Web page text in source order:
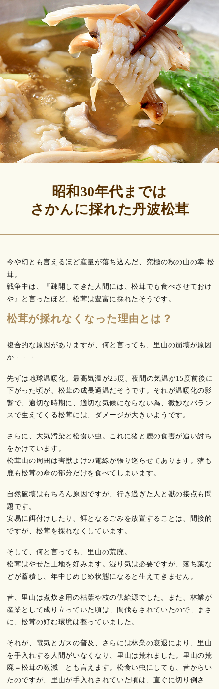
昭和30年代までは
さかんに採れた丹波松茸
今や幻とも言えるほど産量が落ち込んだ、究極の秋の山の幸 松
茸。
戦争中は、『疎開してきた人間には、松茸でも食べさせておけ
や』と言ったほど、松茸は豊富に採れたそうです。
松茸が採れなくなった理由とは？
複合的な原因がありますが、何と言っても、里山の崩壊が原因
か・・・
先ずは地球温暖化。最高気温が25度、夜間の気温が15度前後に
下がった頃が、松茸の成長適温だそうです。それが温暖化の影
響で、適切な時期に、適切な気候にならない為、微妙なバラン
スで生えてくる松茸には、ダメージが大きいようです。
さらに、大気汚染と松食い虫。これに猪と鹿の食害が追い討ち
をかけています。
松茸山の周囲は害獣よけの電線が張り巡らせてあります。猪も
鹿も松茸の傘の部分だけを食べてしまいます。
自然破壊はもちろん原因ですが、行き過ぎた人と獣の接点も問
題です。
安易に餌付けしたり、餌となるごみを放置することは、間接的
ですが、松茸を採れなくしています。
そして、何と言っても、里山の荒廃。
松茸はやせた土地を好みます。湿り気は必要ですが、落ち葉な
どが蓄積し、年中じめじめ状態になると生えてきません。
昔、里山は煮炊き用の枯葉や枝の供給源でした。また、林業が
産業として成り立っていた頃は、間伐もされていたので、まさ
に、松茸の好む環境は整っていました。
それが、電気とガスの普及、さらには林業の衰退により、里山
を手入れする人間がいなくなり、里山は荒れました。里山の荒
廃＝松茸の激減 とも言えます。松食い虫にしても、昔からい
たのですが、里山が手入れされていた頃は、直ぐに切り倒さ